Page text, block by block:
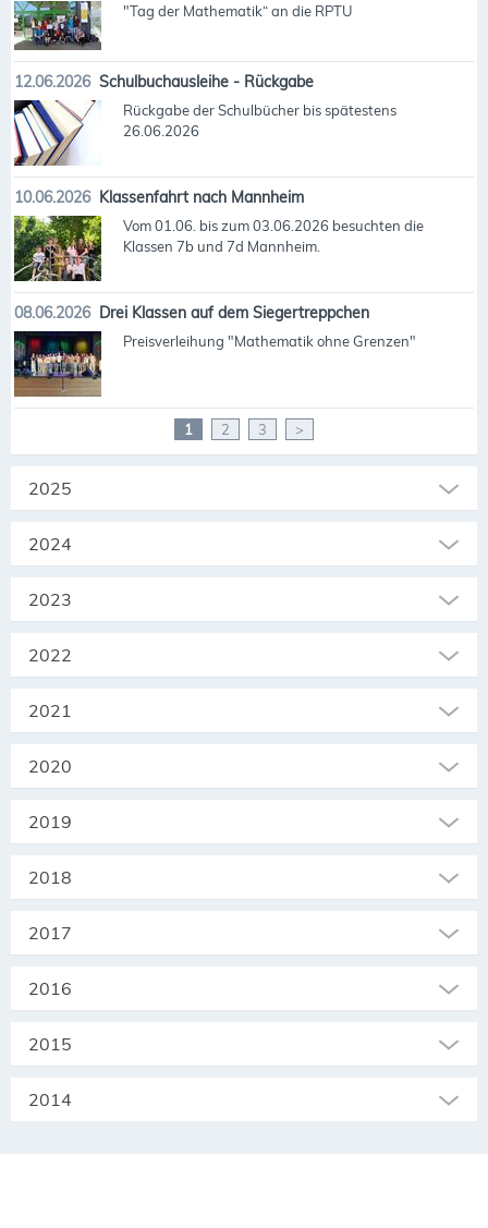
"Tag der Mathematik“ an die RPTU
12.06.2026 Schulbuchausleihe - Rückgabe
Rückgabe der Schulbücher bis spätestens
26.06.2026
10.06.2026 Klassenfahrt nach Mannheim
Vom 01.06. bis zum 03.06.2026 besuchten die
Klassen 7b und 7d Mannheim.
08.06.2026 Drei Klassen auf dem Siegertreppchen
Preisverleihung "Mathematik ohne Grenzen"
1 2 3 >
2025
2024
2023
2022
2021
2020
2019
2018
2017
2016
2015
2014